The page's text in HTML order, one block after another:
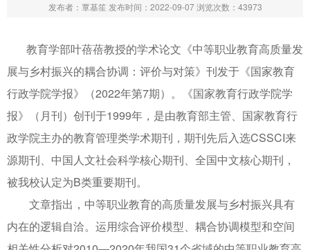
发布者：覃基笙 发布时间：2022-09-07 浏览次数： 43973
教育学部叶蓓蓓教授的学术论文《中等职业教育高质量发
展与乡村振兴的耦合协调：评价与对策》刊发于《国家教育
行政学院学报》（2022年第7期）。《国家教育行政学院学
报》（月刊）创刊于1999年，是由教育部主管、国家教育行
政学院主办的教育管理类学术期刊，期刊先后入选CSSCI来
源期刊、中国人文社会科学核心期刊、全国中文核心期刊，
被我校认定为B类重要期刊。
文章指出，中等职业教育的高质量发展与乡村振兴具有
内在的逻辑自洽。运用综合评价模型、耦合协调模型和空间